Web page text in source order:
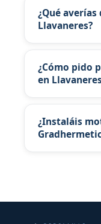
personalizado.
¿Qué
Llavaneres?
cintas
que fallan tras
¿Cómo pido
en
si es interior o
orientarte
¿Instaláis